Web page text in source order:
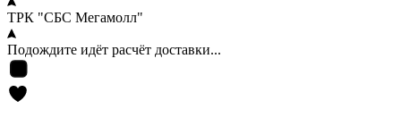
ТРК "СБС Мегамолл"
Подождите идёт расчёт доставки...